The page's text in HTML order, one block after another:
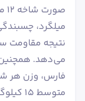
میلگرد،
نتیجه مقاومت
می‌دهد.
متوسط ۱۵ کیلوگرم می‌باشد.